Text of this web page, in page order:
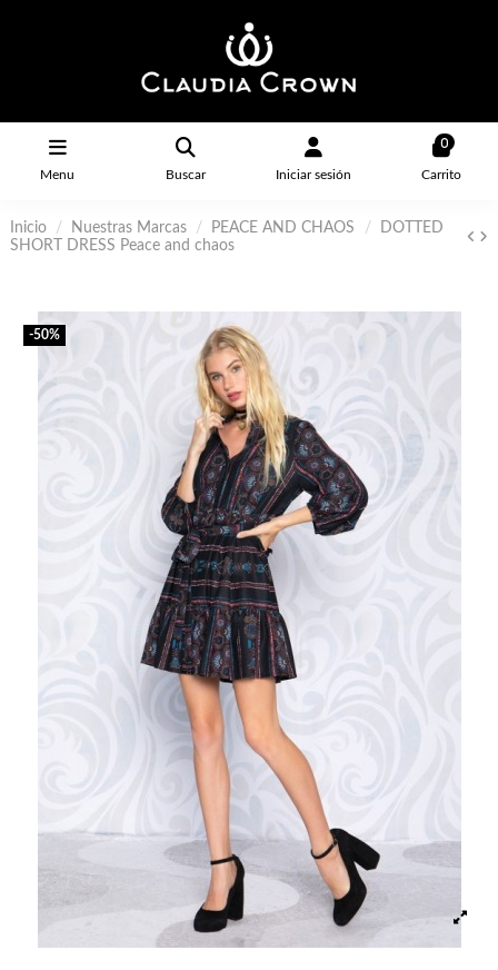
Menu Buscar Iniciar sesión
0
Carrito
Inicio Nuestras Marcas PEACE AND CHAOS
DOTTED
SHORT DRESS Peace and chaos
-50%